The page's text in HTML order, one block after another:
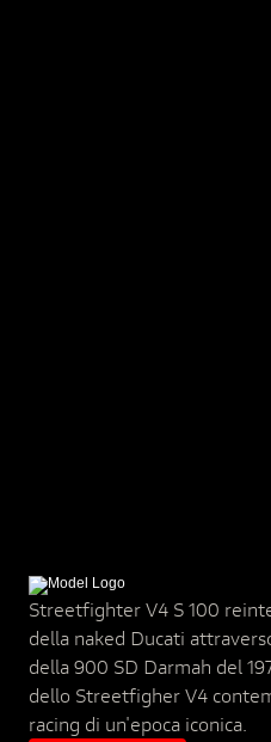
Streetfighter V4 S 100
della naked Ducati
della 900 SD Darmah del
dello Streetfigher V4
racing di un'epoca iconica.